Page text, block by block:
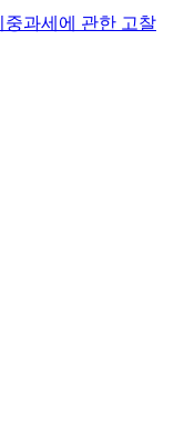
과세에 관한 고찰